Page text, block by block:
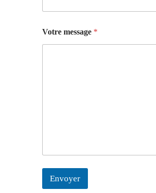
e
E
-
Votre message *
Envoyer